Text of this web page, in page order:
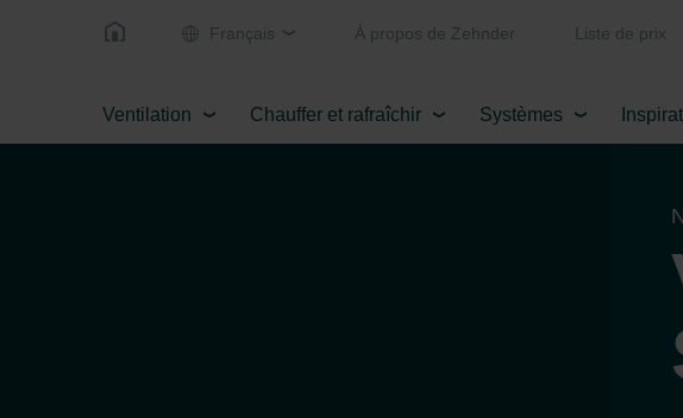
Français Á propos de Zehnder Liste de prix
Ventilation Chauffer et rafraîchir Systèmes